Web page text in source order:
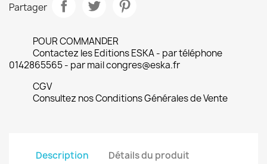
Partager
POUR COMMANDER
Contactez les Editions ESKA - par téléphone
0142865565 - par mail congres@eska.fr
CGV
Consultez nos Conditions Générales de Vente
Description Détails du produit